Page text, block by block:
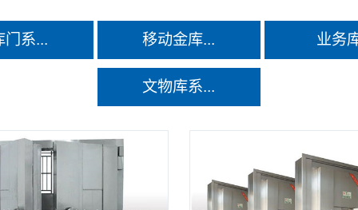
门系... 移动金库... 业务
文物库系...